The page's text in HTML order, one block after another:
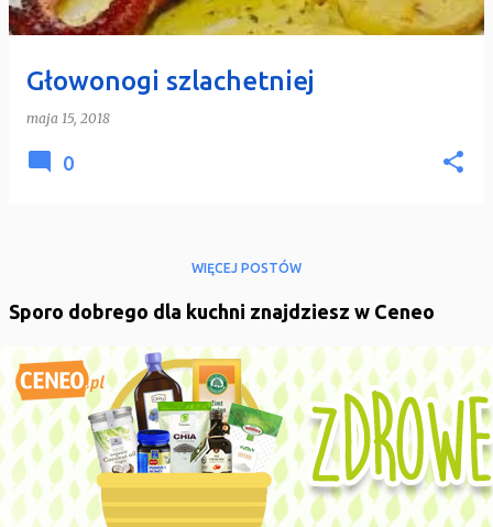
Głowonogi szlachetniej
maja 15, 2018
0
WIĘCEJ POSTÓW
Sporo dobrego dla kuchni znajdziesz w Ceneo